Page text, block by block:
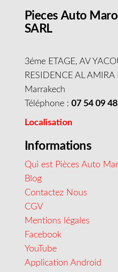
Pieces Auto
SARL
3éme ETAGE, AV
RESIDENCE AL AMIRA
Marrakech
Téléphone : 07 54 09
Localisation
Informations
Qui est Pièces Auto
Blog
Contactez Nous
CGV
Mentions légales
Facebook
YouTube
Application Android